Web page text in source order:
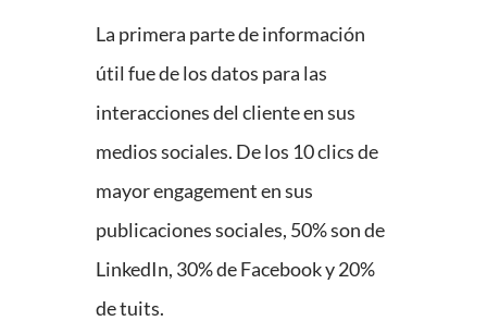
La primera parte de información
útil fue de los datos para las
interacciones del cliente en sus
medios sociales. De los 10 clics de
mayor engagement en sus
publicaciones sociales, 50% son de
LinkedIn, 30% de Facebook y 20%
de tuits.